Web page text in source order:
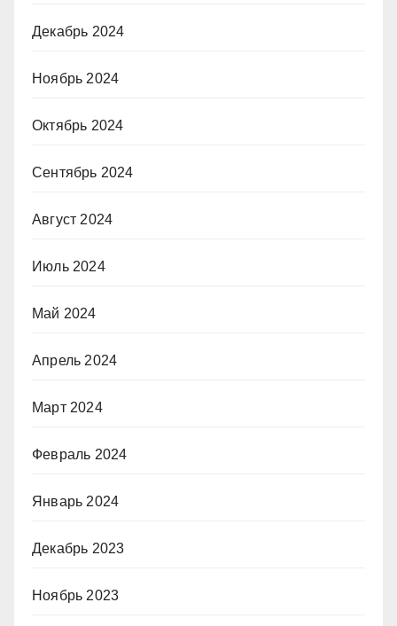
Декабрь 2024
Ноябрь 2024
Октябрь 2024
Сентябрь 2024
Август 2024
Июль 2024
Май 2024
Апрель 2024
Март 2024
Февраль 2024
Январь 2024
Декабрь 2023
Ноябрь 2023